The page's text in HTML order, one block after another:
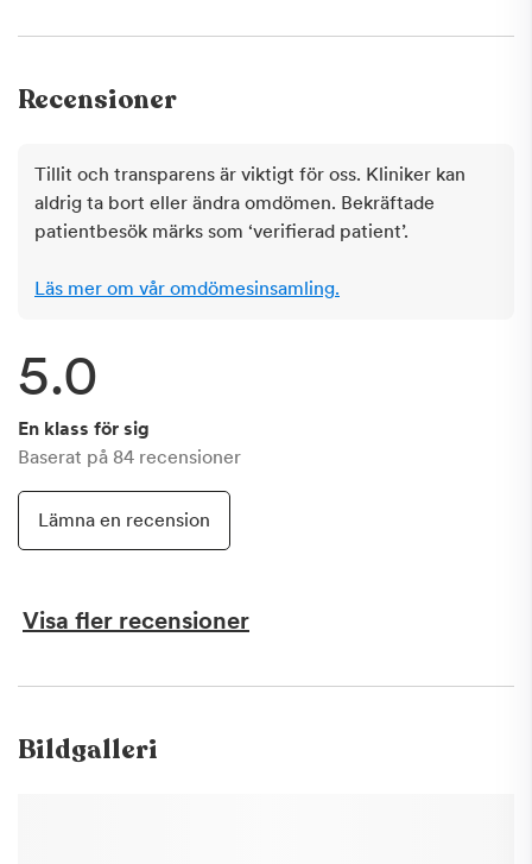
Recensioner
Tillit och transparens är viktigt för oss. Kliniker kan
aldrig ta bort eller ändra omdömen. Bekräftade
patientbesök märks som ‘verifierad patient’.
Läs mer om vår omdömesinsamling.
5.0
En klass för sig
Baserat på 84 recensioner
Lämna en recension
Visa fler recensioner
Bildgalleri